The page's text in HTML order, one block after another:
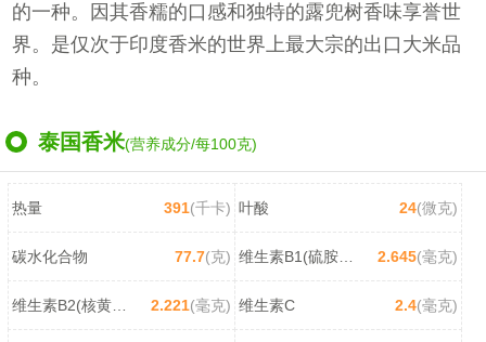
的一种。因其香糯的口感和独特的露兜树香味享誉世
界。是仅次于印度香米的世界上最大宗的出口大米品
种。
泰国香米(营养成分/每100克)
热量 391(千卡) 叶酸 24(微克)
碳水化合物 77.7(克) 维生素B1(硫胺素) 2.645(毫克)
维生素B2(核黄素) 2.221(毫克) 维生素C 2.4(毫克)